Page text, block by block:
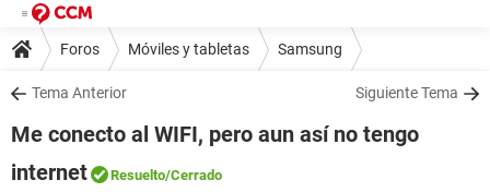
Foros Móviles y tabletas Samsung
Tema Anterior Siguiente Tema
Me conecto al WIFI, pero aun así no tengo
internet
Resuelto/Cerrado